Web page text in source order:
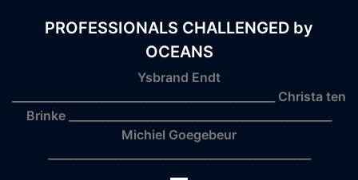
PROFESSIONALS CHALLENGED by
OCEANS
Ysbrand Endt
_______________________________________________ Christa ten
Brinke _______________________________________________
Michiel Goegebeur